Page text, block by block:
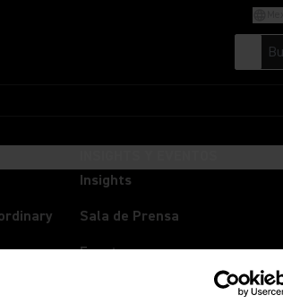
Insights
Sala de Prensa
Eventos